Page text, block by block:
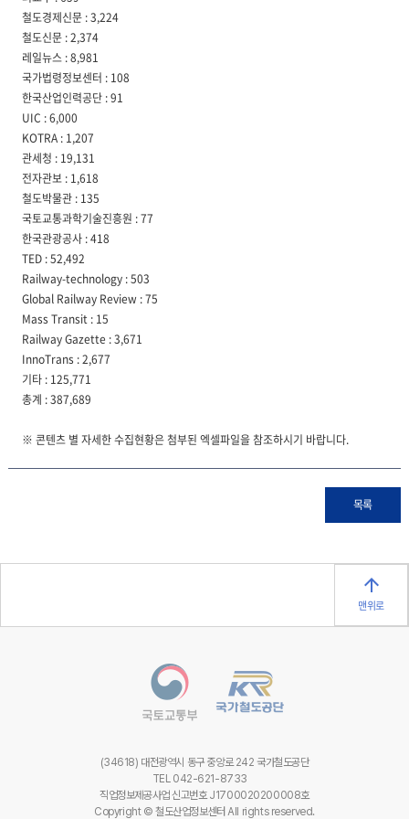
철도경제신문 : 3,224
철도신문 : 2,374
레일뉴스 : 8,981
국가법령정보센터 : 108
한국산업인력공단 : 91
UIC : 6,000
KOTRA : 1,207
관세청 : 19,131
전자관보 : 1,618
철도박물관 : 135
국토교통과학기술진흥원 : 77
한국관광공사 : 418
TED : 52,492
Railway-technology : 503
Global Railway Review : 75
Mass Transit : 15
Railway Gazette : 3,671
InnoTrans : 2,677
기타 : 125,771
총계 : 387,689
※ 콘텐츠 별 자세한 수집현황은 첨부된 엑셀파일을 참조하시기 바랍니다.
목록
맨위로
(34618) 대전광역시 동구 중앙로 242 국가철도공단
TEL 042-621-8733
직업정보제공사업 신고번호 J1700020200008호
Copyright © 철도산업정보센터 All rights reserved.